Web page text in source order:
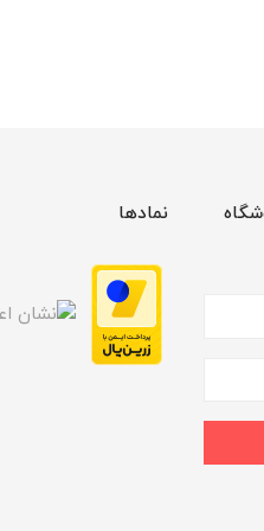
نمادها